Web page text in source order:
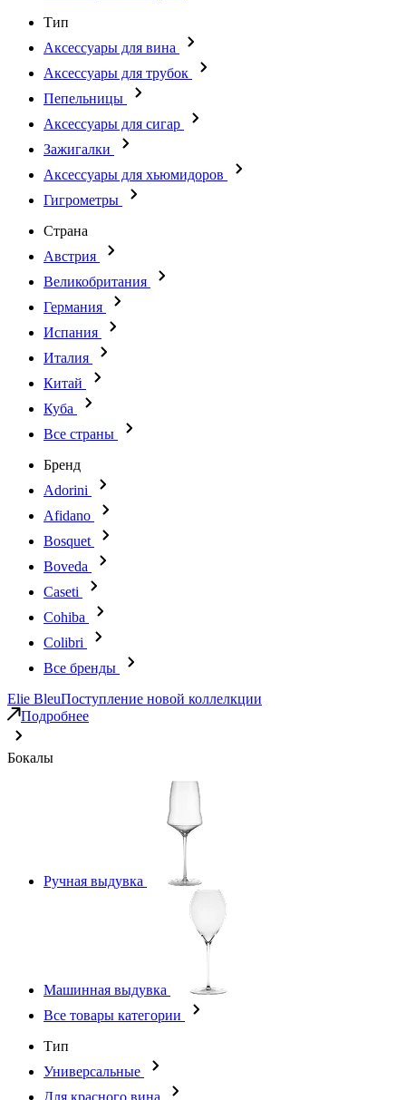
Тип
Аксессуары для вина
Аксессуары для трубок
Пепельницы
Аксессуары для сигар
Зажигалки
Аксессуары для хьюмидоров
Гигрометры
Страна
Австрия
Великобритания
Германия
Испания
Италия
Китай
Куба
Все страны
Бренд
Adorini
Afidano
Bosquet
Boveda
Caseti
Cohiba
Colibri
Все бренды
Elie BleuПоступление новой коллелкции
Подробнее
Бокалы
Ручная выдувка
Машинная выдувка
Все товары категории
Тип
Универсальные
Для красного вина